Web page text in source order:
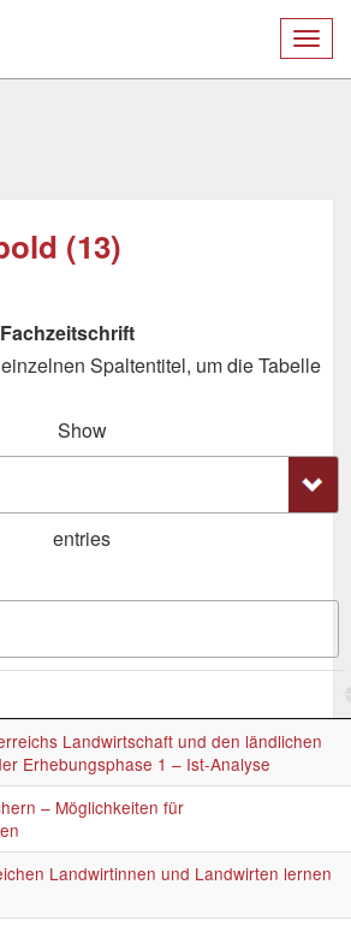
(13)
Spaltentitel, um die Tabelle
Show
entries
Landwirtschaft und den ländlichen
Erhebungsphase 1 – Ist-Analyse
– Möglichkeiten für
Landwirtinnen und Landwirten lernen